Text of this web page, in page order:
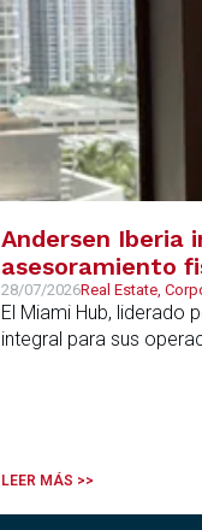
Andersen Iberia
asesoramiento
28/07/2026Real Estate,
El Miami Hub, liderado
integral para sus
LEER MÁS >>